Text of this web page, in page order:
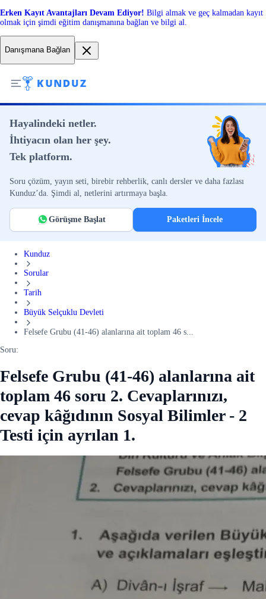
Erken Kayıt Avantajları Devam Ediyor! Bilgi almak ve geç kalmadan kayıt
olmak için şimdi eğitim danışmanına bağlan ve bilgi al.
Danışmana Bağlan
Hayalindeki netler.
İhtiyacın olan her şey.
Tek platform.
Soru çözüm, yayın seti, birebir rehberlik, canlı dersler ve daha fazlası
Kunduz’da. Şimdi al, netlerini artırmaya başla.
Görüşme Başlat Paketleri İncele
Kunduz
Sorular
Tarih
Büyük Selçuklu Devleti
Felsefe Grubu (41-46) alanlarına ait toplam 46 s...
Soru:
Felsefe Grubu (41-46) alanlarına ait
toplam 46 soru 2. Cevaplarınızı,
cevap kâğıdının Sosyal Bilimler - 2
Testi için ayrılan 1.